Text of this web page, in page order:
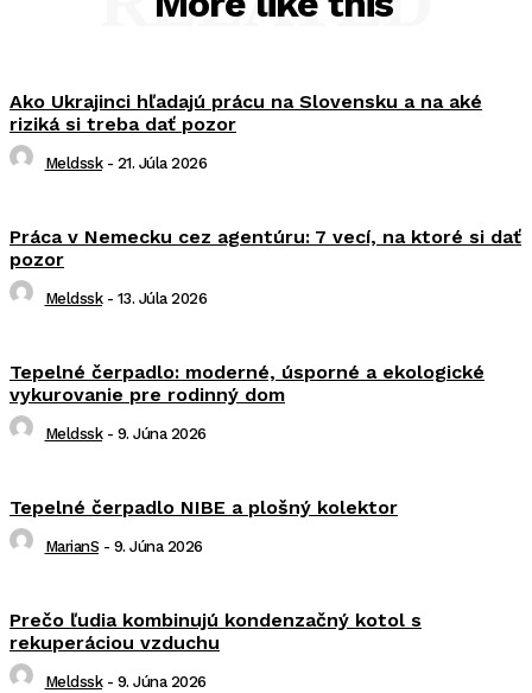
Ako Ukrajinci hľadajú prácu na Slovensku a na aké
riziká si treba dať pozor
Meldssk - 21. Júla 2026
Práca v Nemecku cez agentúru: 7 vecí, na ktoré si dať
pozor
Meldssk - 13. Júla 2026
Tepelné čerpadlo: moderné, úsporné a ekologické
vykurovanie pre rodinný dom
Meldssk - 9. Júna 2026
Tepelné čerpadlo NIBE a plošný kolektor
MarianS - 9. Júna 2026
Prečo ľudia kombinujú kondenzačný kotol s
rekuperáciou vzduchu
Meldssk - 9. Júna 2026